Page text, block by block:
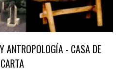
ANTROPOLOGÍA - CASA DE
CARTA